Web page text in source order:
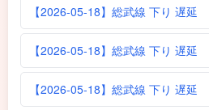
【2026-05-18】総武線 下り 遅延
【2026-05-18】総武線 下り 遅延
【2026-05-18】総武線 下り 遅延